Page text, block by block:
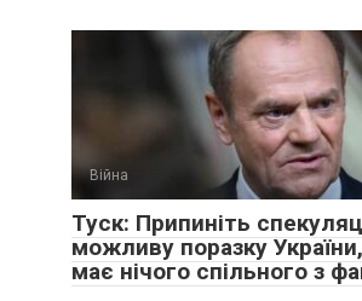
Війна
Туск: Припиніть
можливу поразку
має нічого спільного з